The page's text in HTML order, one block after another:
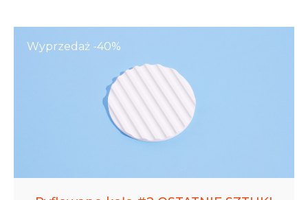
Wyprzedaż -40%